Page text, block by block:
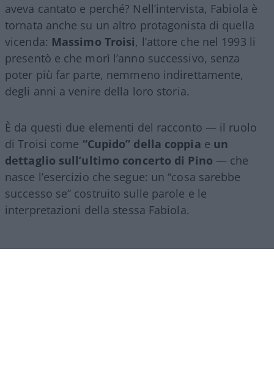
aveva cantato e perché? Nell’intervista, Fabiola è
tornata anche su un altro protagonista di quella
vicenda: Massimo Troisi, l’attore che nel 1993 li
presentò e che morì l’anno successivo, senza
poter più far parte, nemmeno indirettamente,
degli anni a venire della loro storia.
È da questi due elementi del racconto — il ruolo
di Troisi come “Cupido” della coppia e un
dettaglio sull’ultimo concerto di Pino — che
nasce l’esercizio che segue: un “cosa sarebbe
successo se” costruito sulle parole e le
interpretazioni della stessa Fabiola.